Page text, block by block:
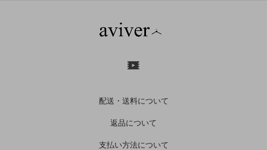
配送・送料について
返品について
支払い方法について